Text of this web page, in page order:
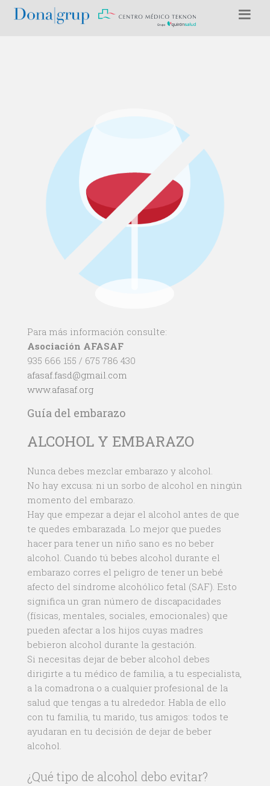
Para más información consulte:
Asociación AFASAF
935 666 155 / 675 786 430
afasaf.fasd@gmail.com
www.afasaf.org
Guía del embarazo
ALCOHOL Y EMBARAZO
Nunca debes mezclar embarazo y alcohol.
No hay excusa: ni un sorbo de alcohol en ningún
momento del embarazo.
Hay que empezar a dejar el alcohol antes de que
te quedes embarazada. Lo mejor que puedes
hacer para tener un niño sano es no beber
alcohol. Cuando tú bebes alcohol durante el
embarazo corres el peligro de tener un bebé
afecto del síndrome alcohólico fetal (SAF). Esto
significa un gran número de discapacidades
(físicas, mentales, sociales, emocionales) que
pueden afectar a los hijos cuyas madres
bebieron alcohol durante la gestación.
Si necesitas dejar de beber alcohol debes
dirigirte a tu médico de familia, a tu especialista,
a la comadrona o a cualquier profesional de la
salud que tengas a tu alrededor. Habla de ello
con tu familia, tu marido, tus amigos: todos te
ayudaran en tu decisión de dejar de beber
alcohol.
¿Qué tipo de alcohol debo evitar?